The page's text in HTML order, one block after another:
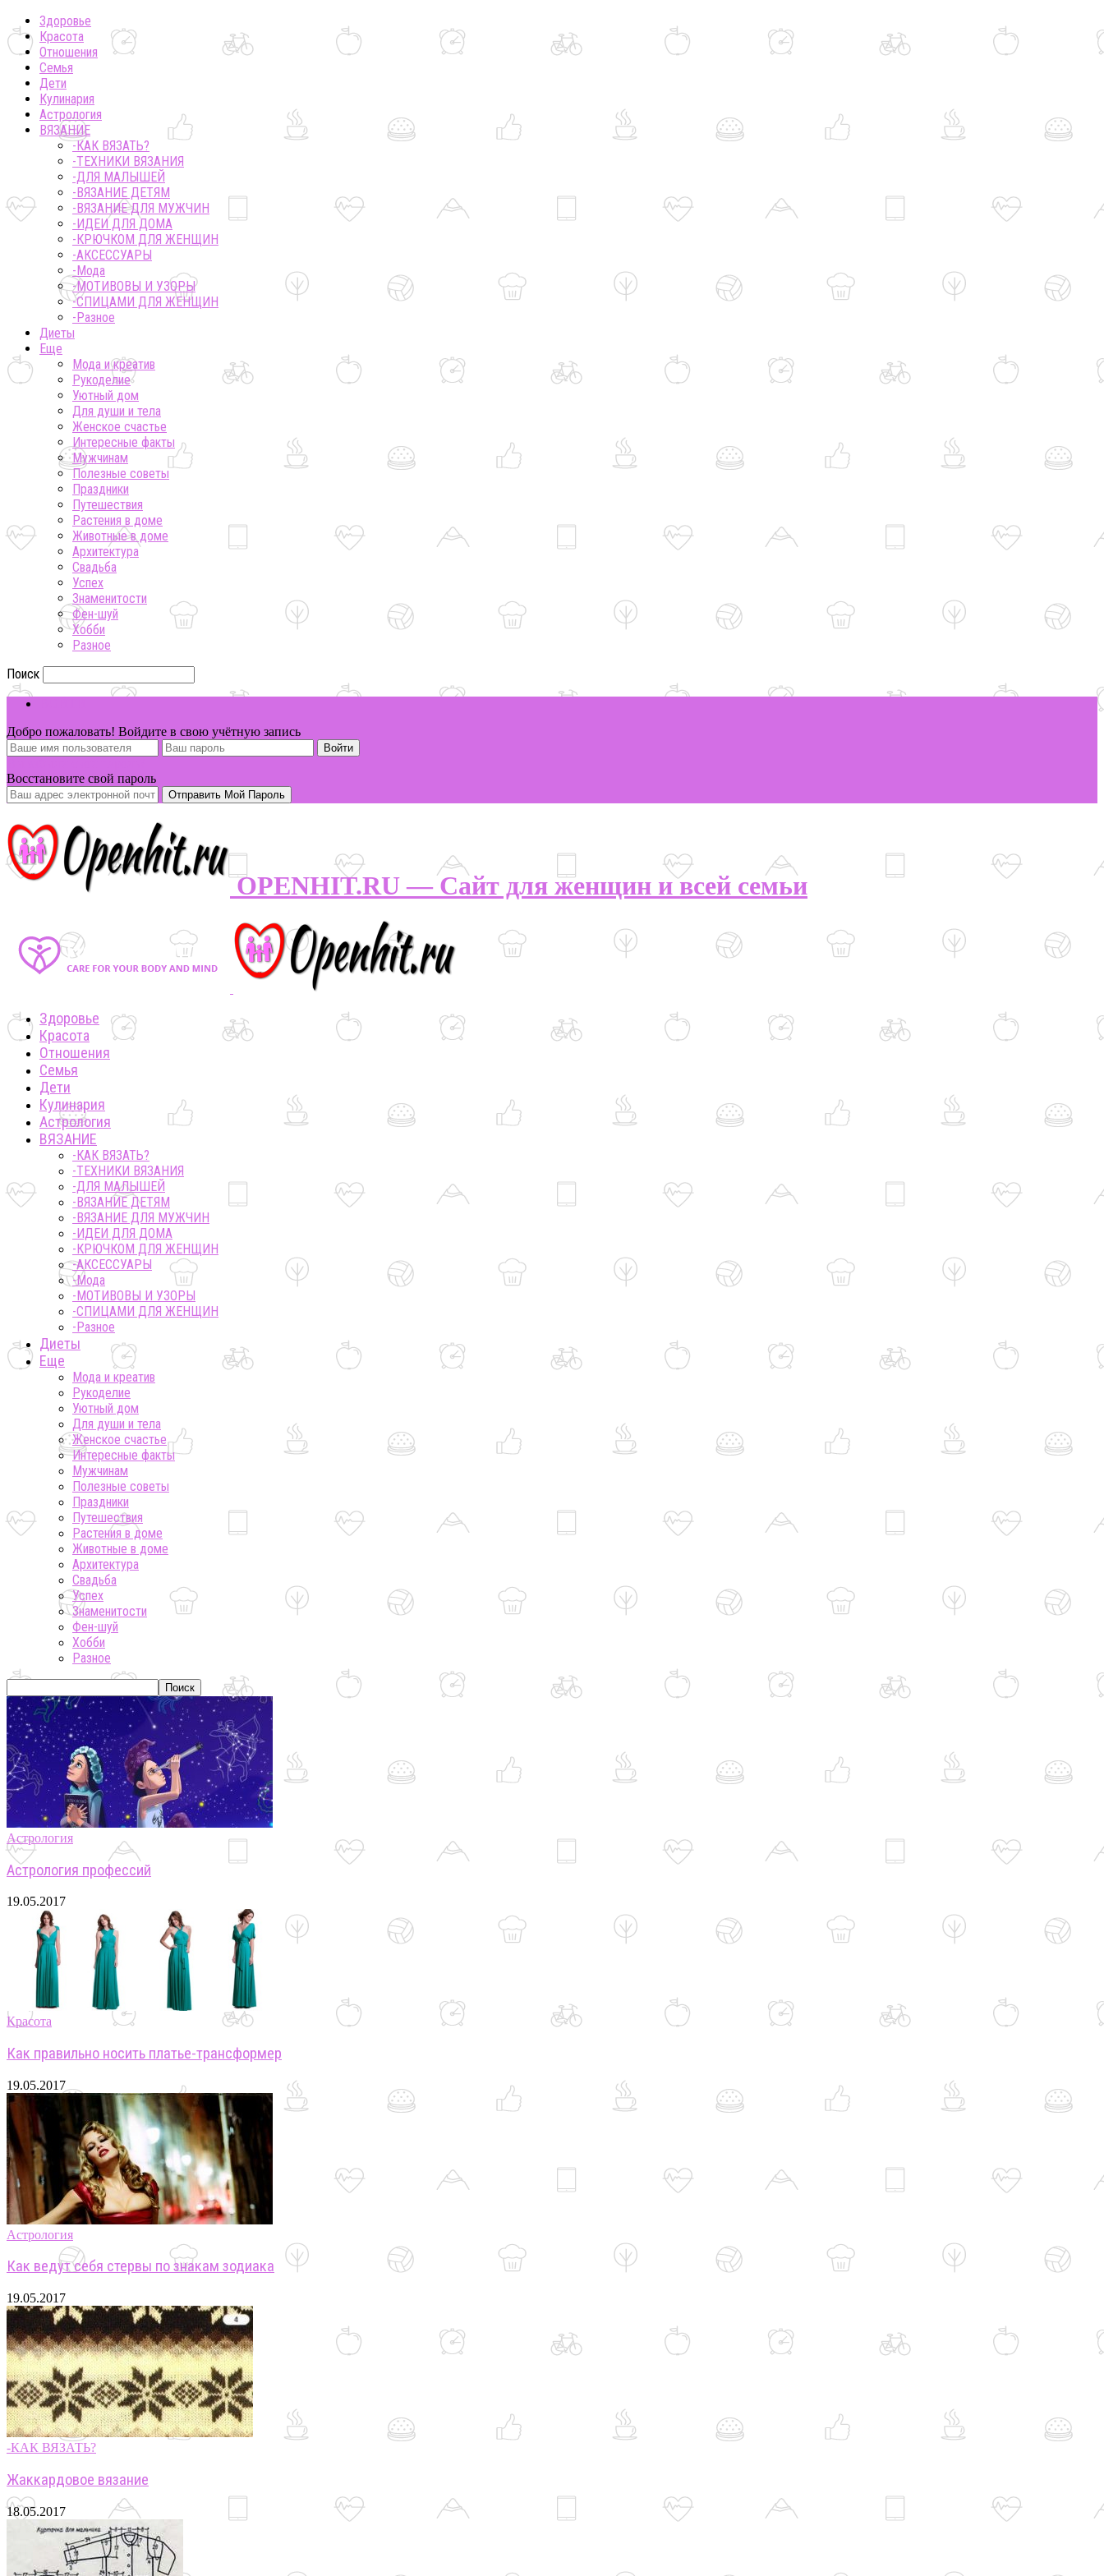
Здоровье
Красота
Отношения
Семья
Дети
Кулинария
Астрология
ВЯЗАНИЕ
-КАК ВЯЗАТЬ?
-ТЕХНИКИ ВЯЗАНИЯ
-ДЛЯ МАЛЫШЕЙ
-ВЯЗАНИЕ ДЕТЯМ
-ВЯЗАНИЕ ДЛЯ МУЖЧИН
-ИДЕИ ДЛЯ ДОМА
-КРЮЧКОМ ДЛЯ ЖЕНЩИН
-AКСЕССУАРЫ
-Мода
-МОТИВОВЫ И УЗОРЫ
-СПИЦАМИ ДЛЯ ЖЕНЩИН
-Разное
Диеты
Еще
Мода и креатив
Рукоделие
Уютный дом
Для души и тела
Женское счастье
Интересные факты
Мужчинам
Полезные советы
Праздники
Путешествия
Растения в доме
Животные в доме
Архитектура
Свадьба
Успех
Знаменитости
Фен-шуй
Хобби
Разное
Поиск
Добро пожаловать! Войдите в свою учётную запись
Восстановите свой пароль
OPENHIT.RU — Сайт для женщин и всей семьи
Здоровье
Красота
Отношения
Семья
Дети
Кулинария
Астрология
ВЯЗАНИЕ
-КАК ВЯЗАТЬ?
-ТЕХНИКИ ВЯЗАНИЯ
-ДЛЯ МАЛЫШЕЙ
-ВЯЗАНИЕ ДЕТЯМ
-ВЯЗАНИЕ ДЛЯ МУЖЧИН
-ИДЕИ ДЛЯ ДОМА
-КРЮЧКОМ ДЛЯ ЖЕНЩИН
-AКСЕССУАРЫ
-Мода
-МОТИВОВЫ И УЗОРЫ
-СПИЦАМИ ДЛЯ ЖЕНЩИН
-Разное
Диеты
Еще
Мода и креатив
Рукоделие
Уютный дом
Для души и тела
Женское счастье
Интересные факты
Мужчинам
Полезные советы
Праздники
Путешествия
Растения в доме
Животные в доме
Архитектура
Свадьба
Успех
Знаменитости
Фен-шуй
Хобби
Разное
Астрология
Астрология профессий
19.05.2017
Красота
Как правильно носить платье-трансформер
19.05.2017
Астрология
Как ведут себя стервы по знакам зодиака
19.05.2017
-КАК ВЯЗАТЬ?
Жаккардовое вязание
18.05.2017